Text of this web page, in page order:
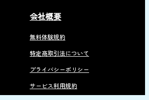
会社概要
無料体験規約
特定商取引法について
プライバシーポリシー
サービス利用規約